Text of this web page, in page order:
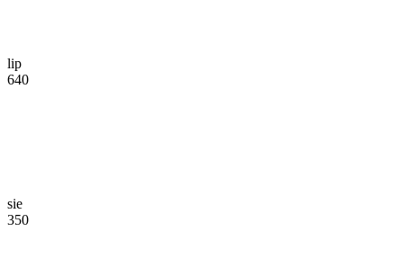
lip
640
sie
350